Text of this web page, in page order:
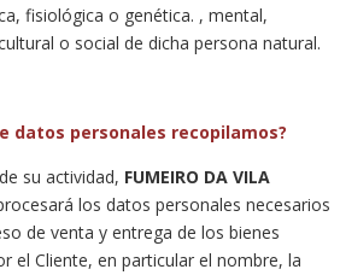
fisiológica o genética. , mental,
o social de dicha persona natural.
datos personales recopilamos?
su actividad, FUMEIRO DA VILA
los datos personales necesarios
de venta y entrega de los bienes
el Cliente, en particular el nombre, la